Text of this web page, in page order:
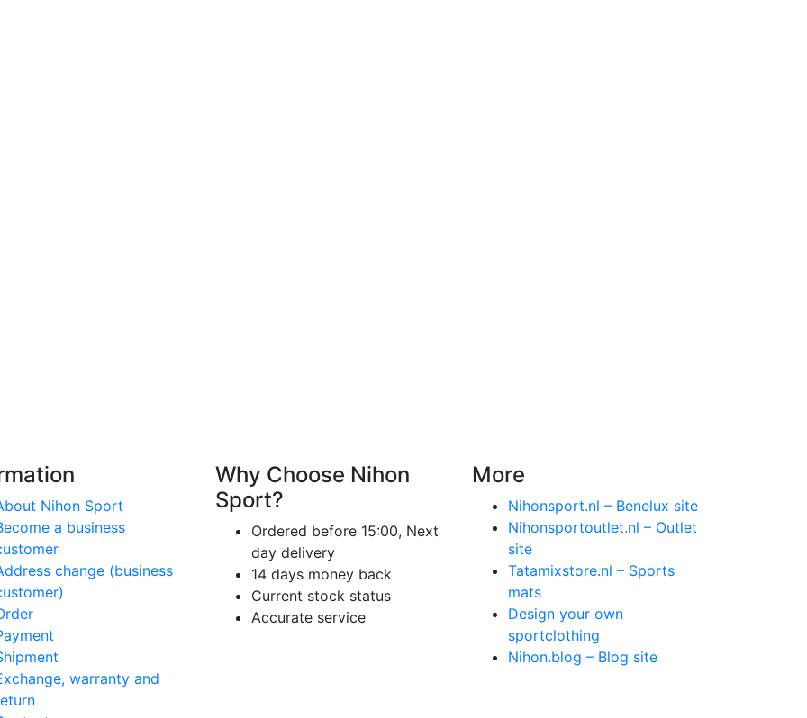
Nihon Sport
a business
change (business
warranty and
Why Choose Nihon
Sport?
Ordered before 15:00, Next
day delivery
14 days money back
Current stock status
Accurate service
More
Nihonsport.nl – Benelux site
Nihonsportoutlet.nl – Outlet
site
Tatamixstore.nl – Sports
mats
Design your own
sportclothing
Nihon.blog – Blog site